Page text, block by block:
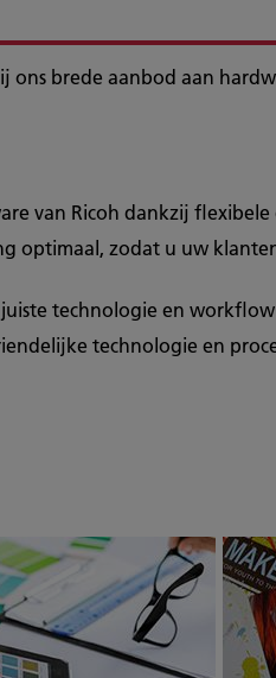
ons brede aanbod aan
van Ricoh dankzij flexibele
optimaal, zodat u uw
technologie en
technologie en